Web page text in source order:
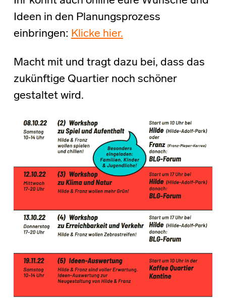
Ideen in den Planungsprozess
einbringen: Klicke hier.
Macht mit und tragt dazu bei, dass das
zukünftige Quartier noch schöner
gestaltet wird.